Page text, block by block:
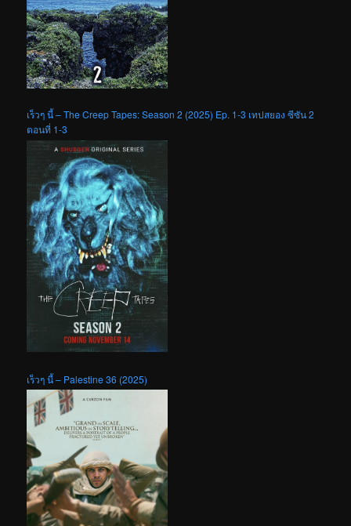
เร็วๆ นี้ – The Creep Tapes: Season 2 (2025) Ep. 1-3 เทปสยอง ซีซัน 2
ตอนที่ 1-3
เร็วๆ นี้ – Palestine 36 (2025)